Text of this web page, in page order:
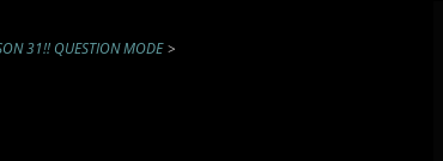
31!! QUESTION MODE >